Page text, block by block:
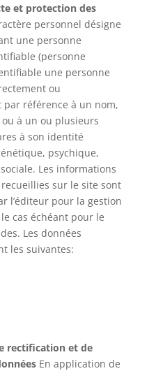
et protection des
personnel désigne
une personne
(personne
une personne
ou
référence à un nom,
à un ou plusieurs
à son identité
psychique,
Les informations
sur le site sont
l’éditeur pour la gestion
cas échéant pour le
Les données
les suivantes:
rectification et de
En application de